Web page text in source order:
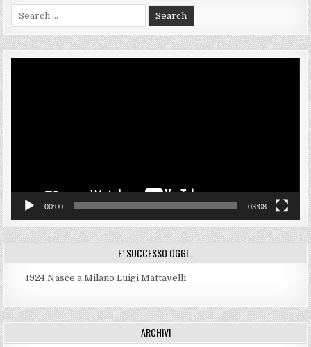
for:
00:00 03:08
E’ SUCCESSO OGGI…
1924 Nasce a Milano Luigi Mattavelli
ARCHIVI